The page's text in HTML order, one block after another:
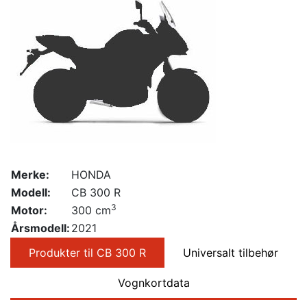
Merke:
HONDA
Modell:
CB 300 R
Motor:
300 cm3
Årsmodell: 2021
Produkter til CB 300 R
Universalt tilbehør
Vognkortdata